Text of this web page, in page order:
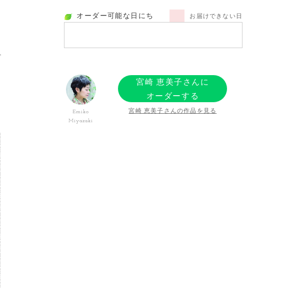
オーダー可能な日にち お届けできない日
Emiko
Miyazaki
宮崎 恵美子さんに
オーダーする
宮崎 恵美子さんの作品を見る